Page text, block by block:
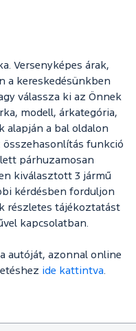
Versenyképes árak,
a kereskedésünkben
válassza ki az Önnek
modell, árkategória,
alapján a bal oldalon
összehasonlítás funkció
párhuzamosan
kiválasztott 3 jármű
kérdésben forduljon
részletes tájékoztatást
kapcsolatban.
autóját, azonnal online
ide kattintva.